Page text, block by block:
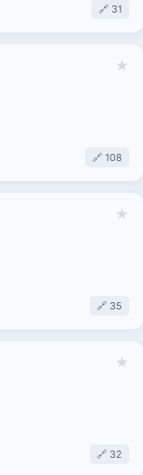
🔗 31
★
🔗 108
★
🔗 35
★
🔗 32